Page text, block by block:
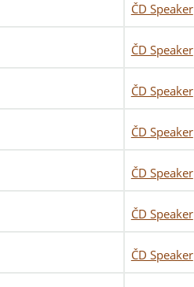
ČD Speaker
ČD Speaker
ČD Speaker
ČD Speaker
ČD Speaker
ČD Speaker
ČD Speaker